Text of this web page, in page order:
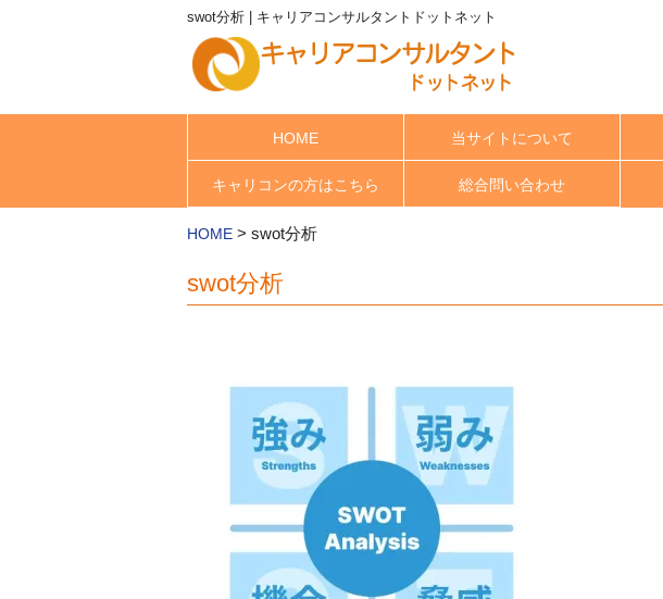
swot分析 | キャリアコンサルタントドットネット
HOME 当サイトについて
キャリコンの方はこちら 総合問い合わせ
HOME > swot分析
swot分析